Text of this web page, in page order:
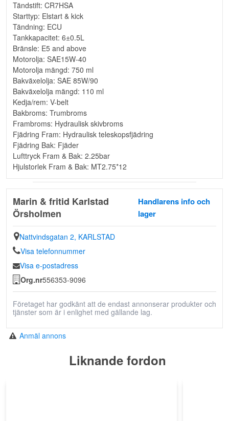
Tändstift: CR7HSA
Starttyp: Elstart & kick
Tändning: ECU
Tankkapacitet: 6±0.5L
Bränsle: E5 and above
Motorolja: SAE15W-40
Motorolja mängd: 750 ml
Bakväxelolja: SAE 85W/90
Bakväxelolja mängd: 110 ml
Kedja/rem: V-belt
Bakbroms: Trumbroms
Frambroms: Hydraulisk skivbroms
Fjädring Fram: Hydraulisk teleskopsfjädring
Fjädring Bak: Fjäder
Lufttryck Fram & Bak: 2.25bar
Hjulstorlek Fram & Bak: MT2.75*12
Marin & fritid Karlstad
Örsholmen
Handlarens info och
lager
Nattvindsgatan 2, KARLSTAD
Visa telefonnummer
Visa e-postadress
Org.nr556353-9096
Företaget har godkänt att de endast annonserar produkter och
tjänster som är i enlighet med gällande lag.
Anmäl annons
Liknande fordon